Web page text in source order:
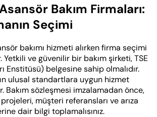
Bakım Firmaları:
Seçimi
bakımı hizmeti alırken firma seçimi
Yetkili ve güvenilir bir bakım şirketi, TSE
Enstitüsü) belgesine sahip olmalıdır.
ulusal standartlara uygun hizmet
Bakım sözleşmesi imzalamadan önce,
müşteri referansları ve arıza
dair bilgi toplamalısınız.